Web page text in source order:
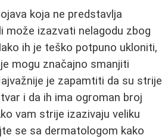
koja ne predstavlja
može izazvati nelagodu zbog
ih je teško potpuno ukloniti,
mogu značajno smanjiti
je zapamtiti da su strije
i da ih ima ogroman broj
vam strije izazivaju veliku
se sa dermatologom kako